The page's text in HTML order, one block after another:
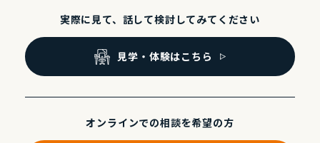
実際に⾒て、話して検討してみてください
⾒学・体験はこちら
オンラインでの相談を希望の⽅